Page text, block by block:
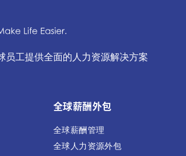
员工提供全面的人力资源解决方案
全球薪酬外包
全球薪酬管理
全球人力资源外包